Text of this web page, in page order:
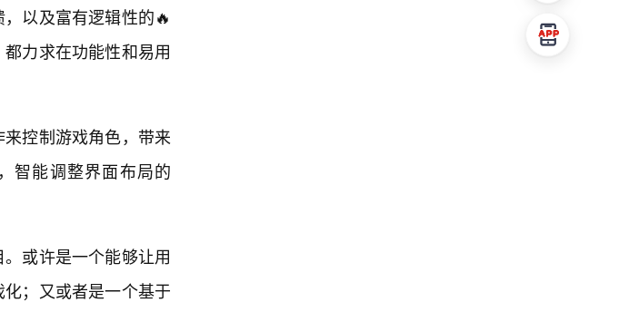
以及富有逻辑性的🔥
力求在功能性和易用
控制游戏角色，带来
智能调整界面布局的
或许是一个能够让用
；又或者是一个基于